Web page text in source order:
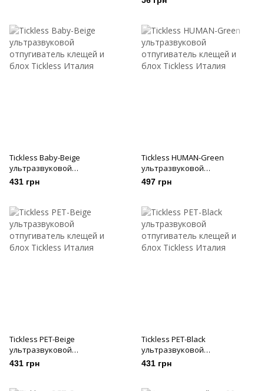
Tickless Baby-Beige
ультразвуковой
отпугиватель клещей и блох
431 грн
Tickless HUMAN-Green
ультразвуковой
отпугиватель клещей и блох
497 грн
Tickless PET-Beige
ультразвуковой
отпугиватель клещей и блох
431 грн
Tickless PET-Black
ультразвуковой
отпугиватель клещей и блох
431 грн